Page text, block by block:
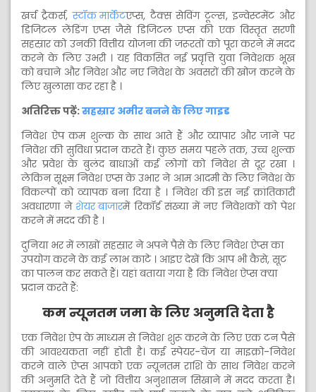
खर्च ट्रैकर्स,स्टॉक मार्केटएप्स, टैक्स सेविंग टूल्स, इन्वेस्टमेंट और
डिजिटल लेंडिंग एप्स जैसे डिजिटल एप्स की एक विस्तृत सरणी
सहस्रार को उनकी वित्तीय योजना की जरूरतों को पूरा करने में मदद
करने के लिए उभरी । यह विकसित नई प्रवृत्ति युवा निवेशक भूख
को बचाने और निवेश और नए निवेश के अवसरों की खोज करने के
लिए खुलासा कर रहा है ।
अतिरिक्त पढ़ें:सहस्रार अमीर बनने के लिए गाइड
निवेश ऐप कम शुल्क के साथ आते हैं और व्यापार और जाने पर
निवेश की सुविधा प्रदान करते हैं। कुछ समय पहले तक, उच्च शुल्क
और प्रवेश के बुलंद बाधाओं कई लोगों को निवेश से दूर रखा ।
लेकिन सूक्ष्म निवेश एप्स के उभार ने आम आदमी के लिए निवेश के
विकल्पों को व्यापक बना दिया है । निवेश की इस नई क्रांतिकारी
अवधारणा ने शेयर बाजारमें रिकॉर्ड संख्या में नए निवेशकों को पेश
करने में मदद की है ।
दुनिया भर में लाखों सहस्रार ने अपने पैसे के लिए निवेश ऐप्स का
उपयोग करने के कई लाभ काटे । आइए देखें कि आप भी कैसे, सूट
का पालन कर सकते हैं। यहां बताया गया है कि निवेश ऐप्स क्या
प्रदान करते हैं:
कम न्यूनतम जमा के लिए अनुमति देता है
एक निवेश ऐप के माध्यम से निवेश शुरू करने के लिए एक टन पैसे
की आवश्यकता नहीं होती है। कई स्पेयर-चेंज या माइक्रो-निवेश
करने वाले ऐप्स आपको एक न्यूनतम राशि के साथ निवेश करने
की अनुमति देते हैं जो वित्तीय अनुशासन सिखाने में मदद करता है।